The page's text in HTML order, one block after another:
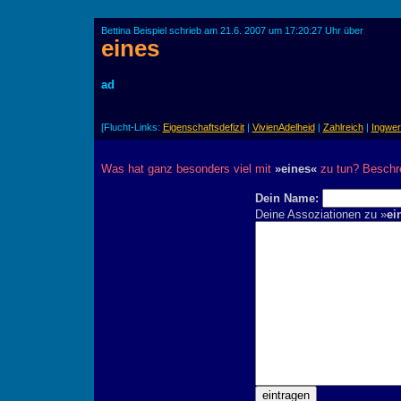
Bettina Beispiel schrieb am 21.6. 2007 um 17:20:27 Uhr über
eines
ad
[Flucht-Links: Eigenschaftsdefizit| VivienAdelheid| Zahlreich|
Was hat ganz besonders viel mit »eines«zu tun?
Dein Name:
Deine Assoziationen zu »